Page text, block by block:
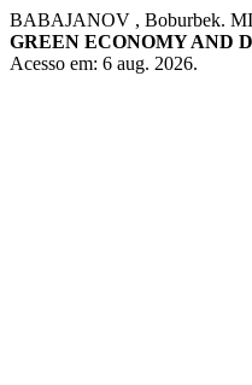
BABAJANOV , Boburbek.
GREEN ECONOMY AND
Acesso em: 6 aug. 2026.